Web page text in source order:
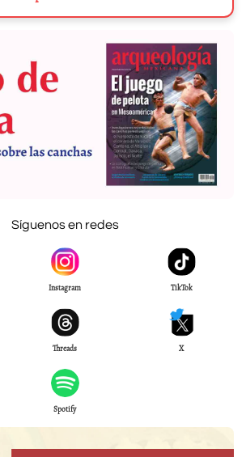
Síguenos en redes
Instagram TikTok
Threads X
Spotify